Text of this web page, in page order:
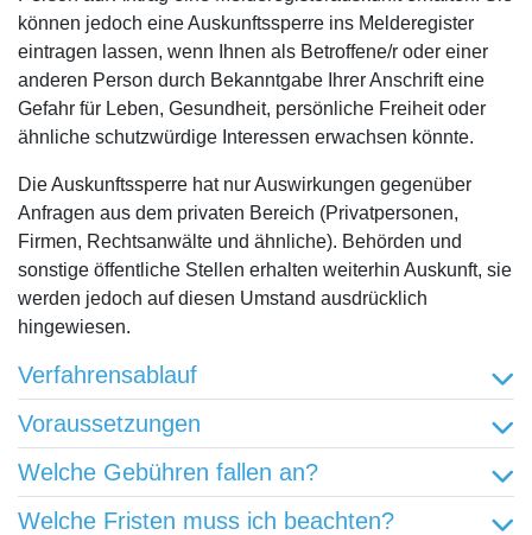
können jedoch eine Auskunftssperre ins Melderegister
eintragen lassen, wenn Ihnen als Betroffene/r oder einer
anderen Person durch Bekanntgabe Ihrer Anschrift eine
Gefahr für Leben, Gesundheit, persönliche Freiheit oder
ähnliche schutzwürdige Interessen erwachsen könnte.
Die Auskunftssperre hat nur Auswirkungen gegenüber
Anfragen aus dem privaten Bereich (Privatpersonen,
Firmen, Rechtsanwälte und ähnliche). Behörden und
sonstige öffentliche Stellen erhalten weiterhin Auskunft, sie
werden jedoch auf diesen Umstand ausdrücklich
hingewiesen.
Verfahrensablauf
Voraussetzungen
Welche Gebühren fallen an?
Welche Fristen muss ich beachten?